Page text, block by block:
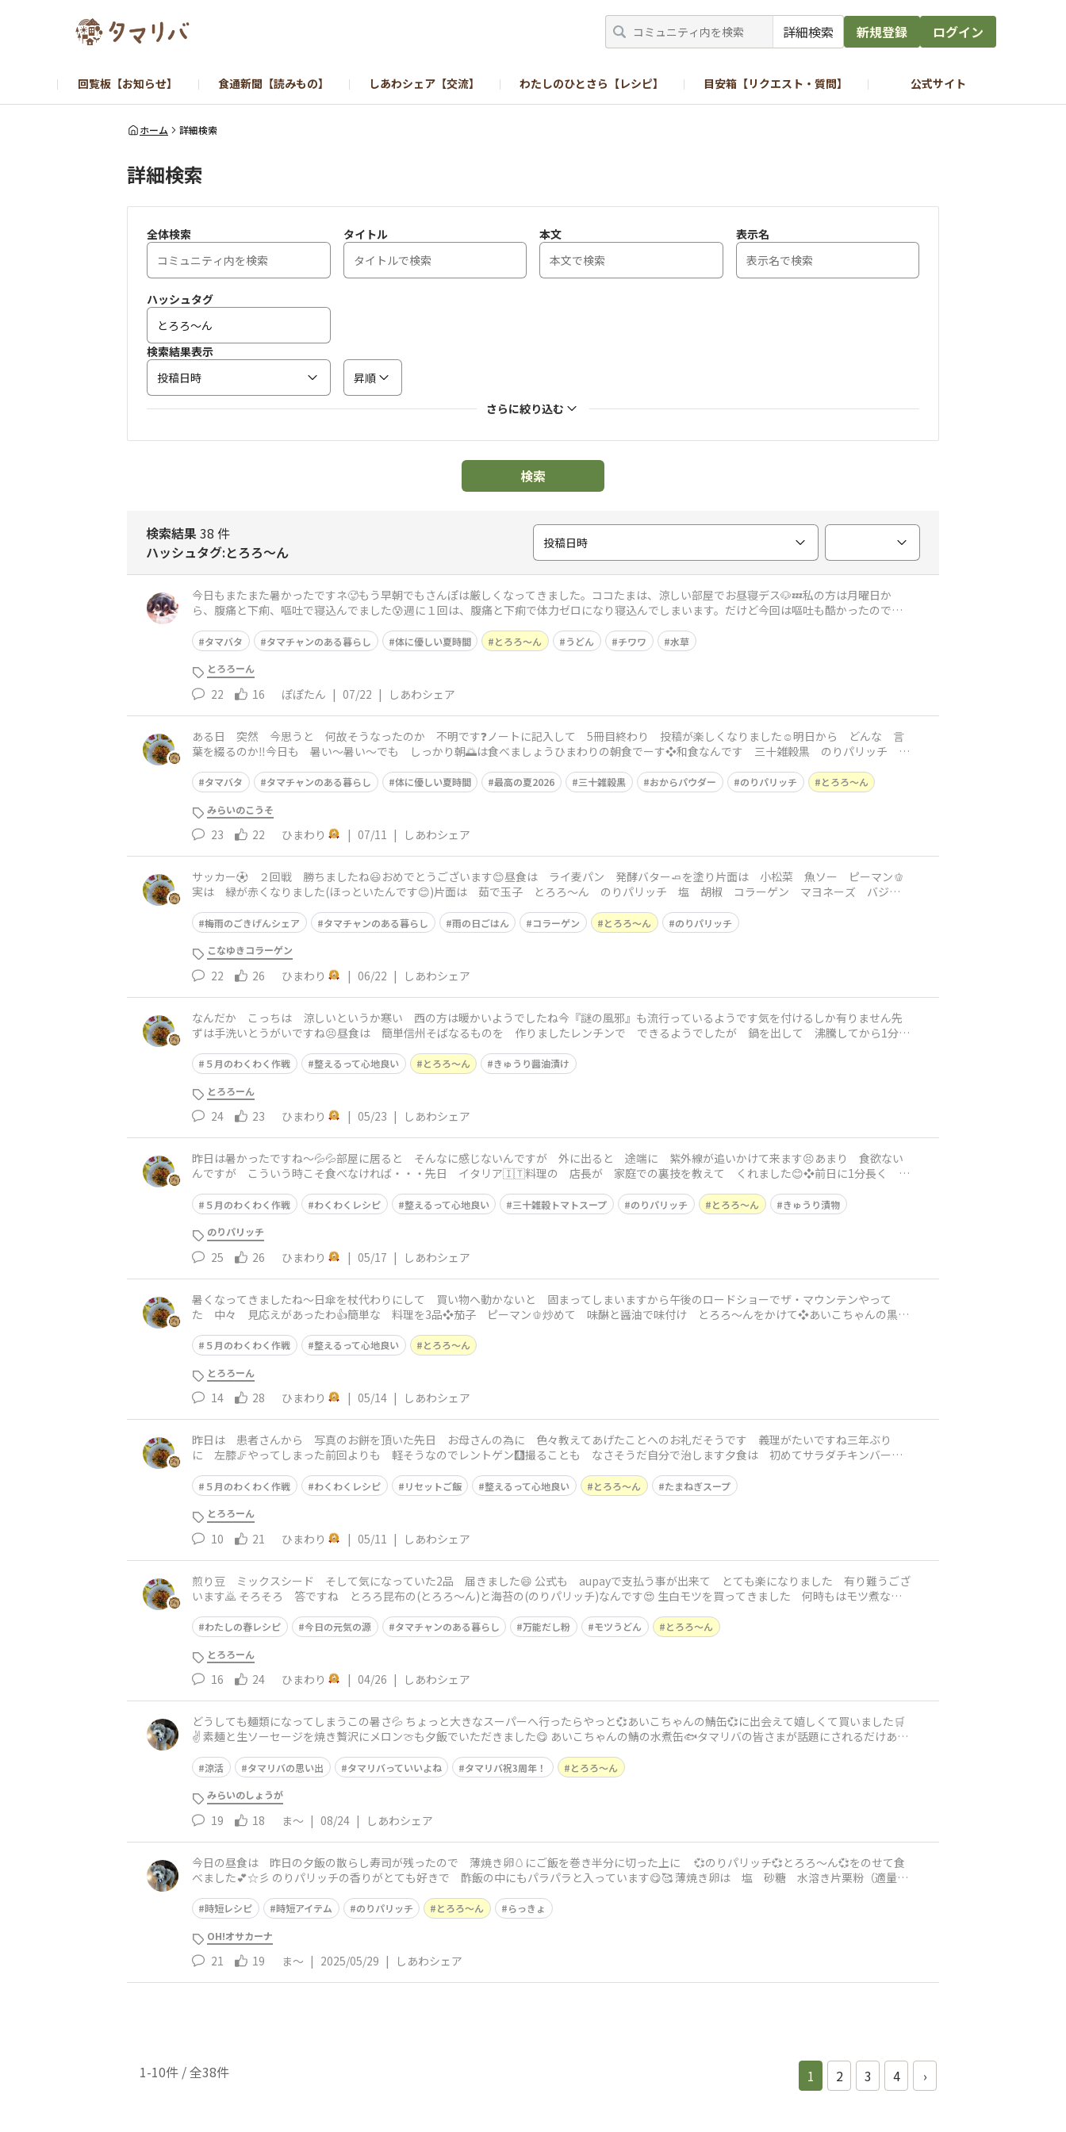
詳細検索 新規登録 ログイン
回覧板【お知らせ】 食通新聞【読みもの】 しあわシェア【交流】 わたしのひとさら【レシピ】 目安箱【リクエスト・質問】 公式サイト
ホーム 詳細検索
詳細検索
全体検索 タイトル 本文 表示名
ハッシュタグ
検索結果表示
投稿日時
昇順
さらに絞り込む
検索
検索結果38 件
ハッシュタグ:とろろ〜ん
投稿日時
今日もまたまた暑かったですネ🥵もう早朝でもさんぽは厳しくなってきました。ココたまは、涼しい部屋でお昼寝デス🐶💤私の方は月曜日か
ら、腹痛と下痢、嘔吐で寝込んでました😰週に１回は、腹痛と下痢で体力ゼロになり寝込んでしまいます。だけど今回は嘔吐も酷かったので、
タマバタ タマチャンのある暮らし 体に優しい夏時間 とろろ〜ん うどん チワワ 水草
とろろーん
22 16 ぽぽたん | 07/22 | しあわシェア
ある日 突然 今思うと 何故そうなったのか 不明です❓ノートに記入して 5冊目終わり 投稿が楽しくなりました☺️明日から どんな 言
葉を綴るのか‼️今日も 暑い〜暑い〜でも しっかり朝🌅は食べましょうひまわりの朝食でーす❖和食なんです 三十雑穀黒 のりパリッチ き
タマバタ タマチャンのある暮らし 体に優しい夏時間 最高の夏2026 三十雑穀黒 おからパウダー のりパリッチ とろろ〜ん
みらいのこうそ
23 22 ひまわり | 07/11 | しあわシェア
サッカー⚽️ ２回戦 勝ちましたね😃おめでとうございます😊昼食は ライ麦パン 発酵バター🧈を塗り片面は 小松菜 魚ソー ピーマン🫑
実は 緑が赤くなりました(ほっといたんです😊)片面は 茹で玉子 とろろ〜ん のりパリッチ 塩 胡椒 コラーゲン マヨネーズ バジル
梅雨のごきげんシェア タマチャンのある暮らし 雨の日ごはん コラーゲン とろろ〜ん のりパリッチ
こなゆきコラーゲン
22 26 ひまわり | 06/22 | しあわシェア
なんだか こっちは 涼しいというか寒い 西の方は暖かいようでしたね今『謎の風邪』も流行っているようです気を付けるしか有りません先
ずは手洗いとうがいですね😣昼食は 簡単信州そばなるものを 作りましたレンチンで できるようでしたが 鍋を出して 沸騰してから1分3
５月のわくわく作戦 整えるって心地良い とろろ〜ん きゅうり醤油漬け
とろろーん
24 23 ひまわり | 05/23 | しあわシェア
昨日は暑かったですね〜💦💦部屋に居ると そんなに感じないんですが 外に出ると 途端に 紫外線が追いかけて来ます😣あまり 食欲ない
んですが こういう時こそ食べなければ・・・​先日 イタリア🇮🇹料理の 店長が 家庭での裏技を教えて くれました😊❖前日に1分長く 茹
５月のわくわく作戦 わくわくレシピ 整えるって心地良い 三十雑穀トマトスープ のりパリッチ とろろ〜ん きゅうり漬物
のりパリッチ
25 26 ひまわり | 05/17 | しあわシェア
暑くなってきましたね〜​日傘を杖代わりにして 買い物へ動かないと 固まってしまいますから午後のロードショーでザ・マウンテン​やって
た 中々 見応えがあったわ👍簡単な 料理を3品❖茄子 ピーマン🫑炒めて 味醂と醤油で味付け とろろ〜んをかけて❖あいこちゃんの黒
５月のわくわく作戦 整えるって心地良い とろろ〜ん
とろろーん
14 28 ひまわり | 05/14 | しあわシェア
昨日は 患者さんから 写真のお餅を頂いた先日 お母さんの為に 色々教えてあげたことへのお礼だそうです 義理がたいですね三年ぶり
に 左膝🦵やってしまった前回よりも 軽そうなのでレントゲン🩻撮ることも なさそうだ自分で治します​​夕食は 初めてサラダチキンバーを
５月のわくわく作戦 わくわくレシピ リセットご飯 整えるって心地良い とろろ〜ん たまねぎスープ
とろろーん
10 21 ひまわり | 05/11 | しあわシェア
煎り豆 ミックスシード そして気になっていた2品 届きました😄 公式も aupayで支払う事が出来て とても楽になりました 有り難うござ
います🙇 そろそろ 答ですね とろろ昆布の(とろろ〜ん)と海苔の(のりパリッチ)なんです😍 生白モツを買ってきました 何時もはモツ煮なん
わたしの春レシピ 今日の元気の源 タマチャンのある暮らし 万能だし粉 モツうどん とろろ〜ん
とろろーん
16 24 ひまわり | 04/26 | しあわシェア
どうしても麺類になってしまうこの暑さ💦 ちょっと大きなスーパーへ行ったらやっと💞あいこちゃんの鯖缶💞に出会えて嬉しくて買いました🛒
✌ 素麺と生ソーセージを焼き贅沢にメロン🍈も夕飯でいただきました😋 あいこちゃんの鯖の水煮缶🐟️タマリバの皆さまが話題にされるだけあっ
涼活 タマリバの思い出 タマリバっていいよね タマリバ祝3周年！ とろろ〜ん
みらいのしょうが
19 18 ま〜 | 08/24 | しあわシェア
今日の昼食は 昨日の夕飯の散らし寿司が残ったので 薄焼き卵🥚にご飯を巻き半分に切った上に 💞のりパリッチ💞とろろ〜ん💞をのせて食
べました💕☆彡 のりパリッチの香りがとても好きで 酢飯の中にもパラパラと入っています😋🥰 薄焼き卵は 塩 砂糖 水溶き片栗粉（適量）
時短レシピ 時短アイテム のりパリッチ とろろ〜ん らっきょ
OH!オサカーナ
21 19 ま〜 | 2025/05/29 | しあわシェア
1-10件 / 全38件 1 2 3 4 ›